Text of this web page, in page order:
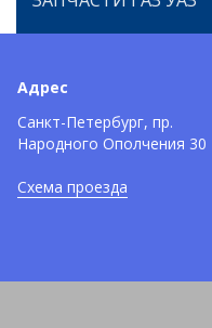
Адрес
Санкт-Петербург, пр.
Народного Ополчения 30
Схема проезда